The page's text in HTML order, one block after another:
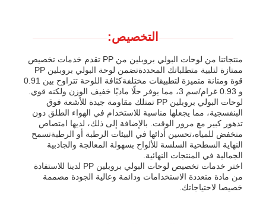
التخصيص:
منتجاتنا من لوحات البولي بروبلين من PP تقدم خدمات تخصيص
ممتازة لتلبية متطلباتك المحددةتضمن لوحة البولي بروبلين PP
قوة ومتانة متميزة لتطبيقات مختلفةكثافة اللوحة تتراوح بين 0.91
و 0.93 غرام/سم 3، مما يوفر حلًا ماديًا خفيف الوزن ولكنه قوي.
لوحات البولي بروبلين PP تمتلك مقاومة جيدة للأشعة فوق
البنفسجية، مما يجعلها مناسبة للاستخدام في الهواء الطلق دون
تدهور كبير مع مرور الوقت. بالإضافة إلى ذلك، لديها امتصاص
منخفض للمياه،تحسين أدائها في البيئات الرطبة أو الرطبةتسمح
النهاية السطحية السلسة للألواح بسهولة المعالجة والجاذبية
الجمالية في المنتجات النهائية.
اختر خدمات تخصيص لوحات البولي بروبلين PP لدينا للاستفادة
من مادة متعددة الاستخدامات ودائمة وعالية الجودة مصممة
خصيصا لاحتياجاتك.